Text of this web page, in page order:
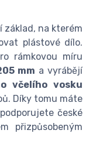
na kterém
plástové dílo.
rámkovou míru
mm a vyrábějí
včelího vosku
Díky tomu máte
české
přizpůsobeným